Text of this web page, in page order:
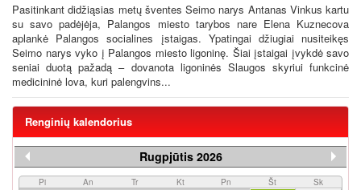
Pasitinkant didžiąsias metų šventes Seimo narys Antanas Vinkus kartu
su savo padėjėja, Palangos miesto tarybos nare Elena Kuznecova
aplankė Palangos socialines įstaigas. Ypatingai džiugiai nusiteikęs
Seimo narys vyko į Palangos miesto ligoninę. Šiai įstaigai įvykdė savo
seniai duotą pažadą – dovanota ligoninės Slaugos skyriui funkcinė
medicininė lova, kuri palengvins...
Renginių kalendorius
Rugpjūtis 2026
Pi An Tr Kt Pn Št Sk